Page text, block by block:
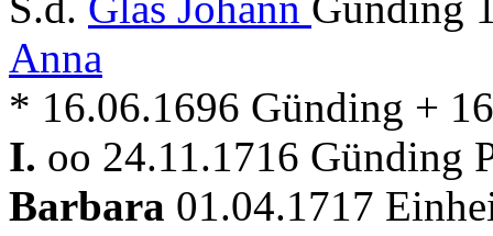
Anna
* 16.06.1696 Günding +
I. oo 24.11.1716 Günding
Barbara 01.04.1717